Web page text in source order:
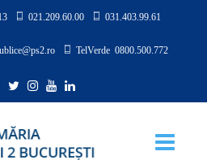
021.209.60.00 031.403.99.61
TelVerde 0800.500.772